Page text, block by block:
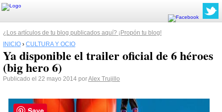
¿Los artículos de tu blog publicados aquí? ¡Propón tu blog!
INICIO › CULTURA Y OCIO
Ya disponible el trailer oficial de 6 héroes
(big hero 6)
Publicado el 22 mayo 2014 porAlex Trujillo